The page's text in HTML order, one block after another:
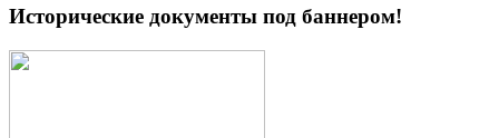
Исторические документы под баннером!